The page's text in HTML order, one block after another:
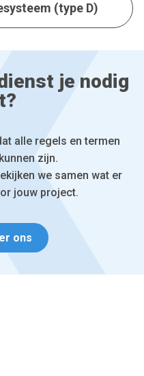
(type D)
je nodig
alle regels en termen
zijn.
we samen wat er
jouw project.
ons